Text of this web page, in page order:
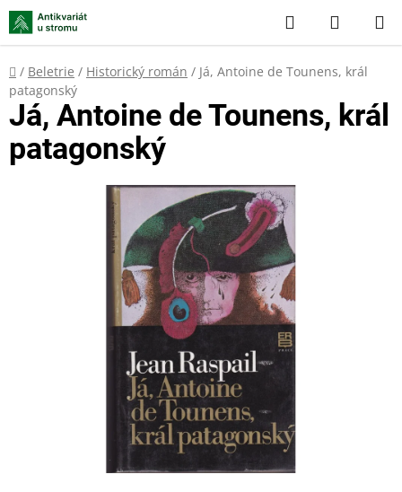
Přejít
na
obsah
Hledat
KOŠÍK
Domů
/ Beletrie / Historický román / Já, Antoine de Tounens, král
patagonský
Já, Antoine de Tounens, král
patagonský